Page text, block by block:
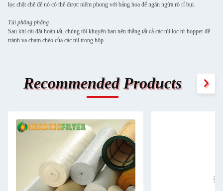
lọc chặt chẽ để nó có thể được niêm phong với bảng hoa để ngăn ngừa rò rỉ bụi.
Túi phông phẳng
Sau khi cài đặt hoàn tất, chúng tôi khuyên bạn nên thẳng tất cả các túi lọc từ hopper để
tránh va chạm chéo của các túi trong hộp.
Recommended Products